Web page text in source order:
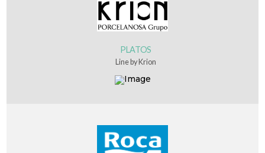
PLATOS
Line by Krion